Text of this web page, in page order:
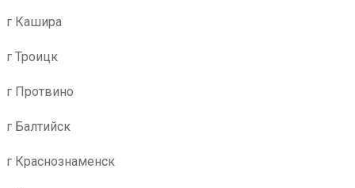
г Кашира
г Троицк
г Протвино
г Балтийск
г Краснознаменск